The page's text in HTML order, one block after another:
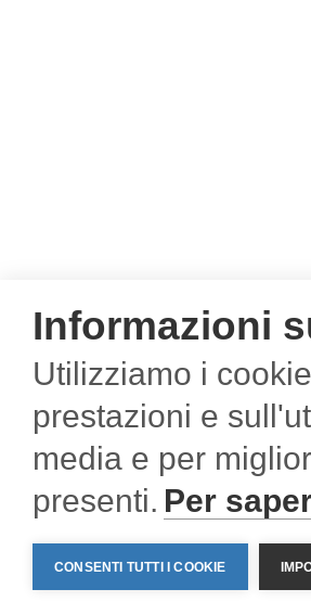
Products / Wind
and Assessment Software
Contacts
Sartelco Sistemi S.r.l.
Via Torri Bianche, 1
20871 Vimercate (MB) - Italy
Tel +39-039-62905.1
Fax +39-039-62905.99
info@sartelco.it
Informazioni
Utilizziamo i
prestazioni e
media e per
presenti. Per
CONSENTI TUTTI I COOKIE